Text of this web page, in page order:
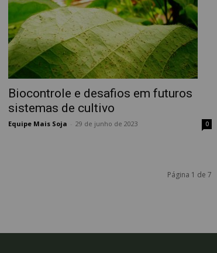
Biocontrole e desafios em futuros
sistemas de cultivo
Equipe Mais Soja 29 de junho de 2023 0
Página 1 de 7